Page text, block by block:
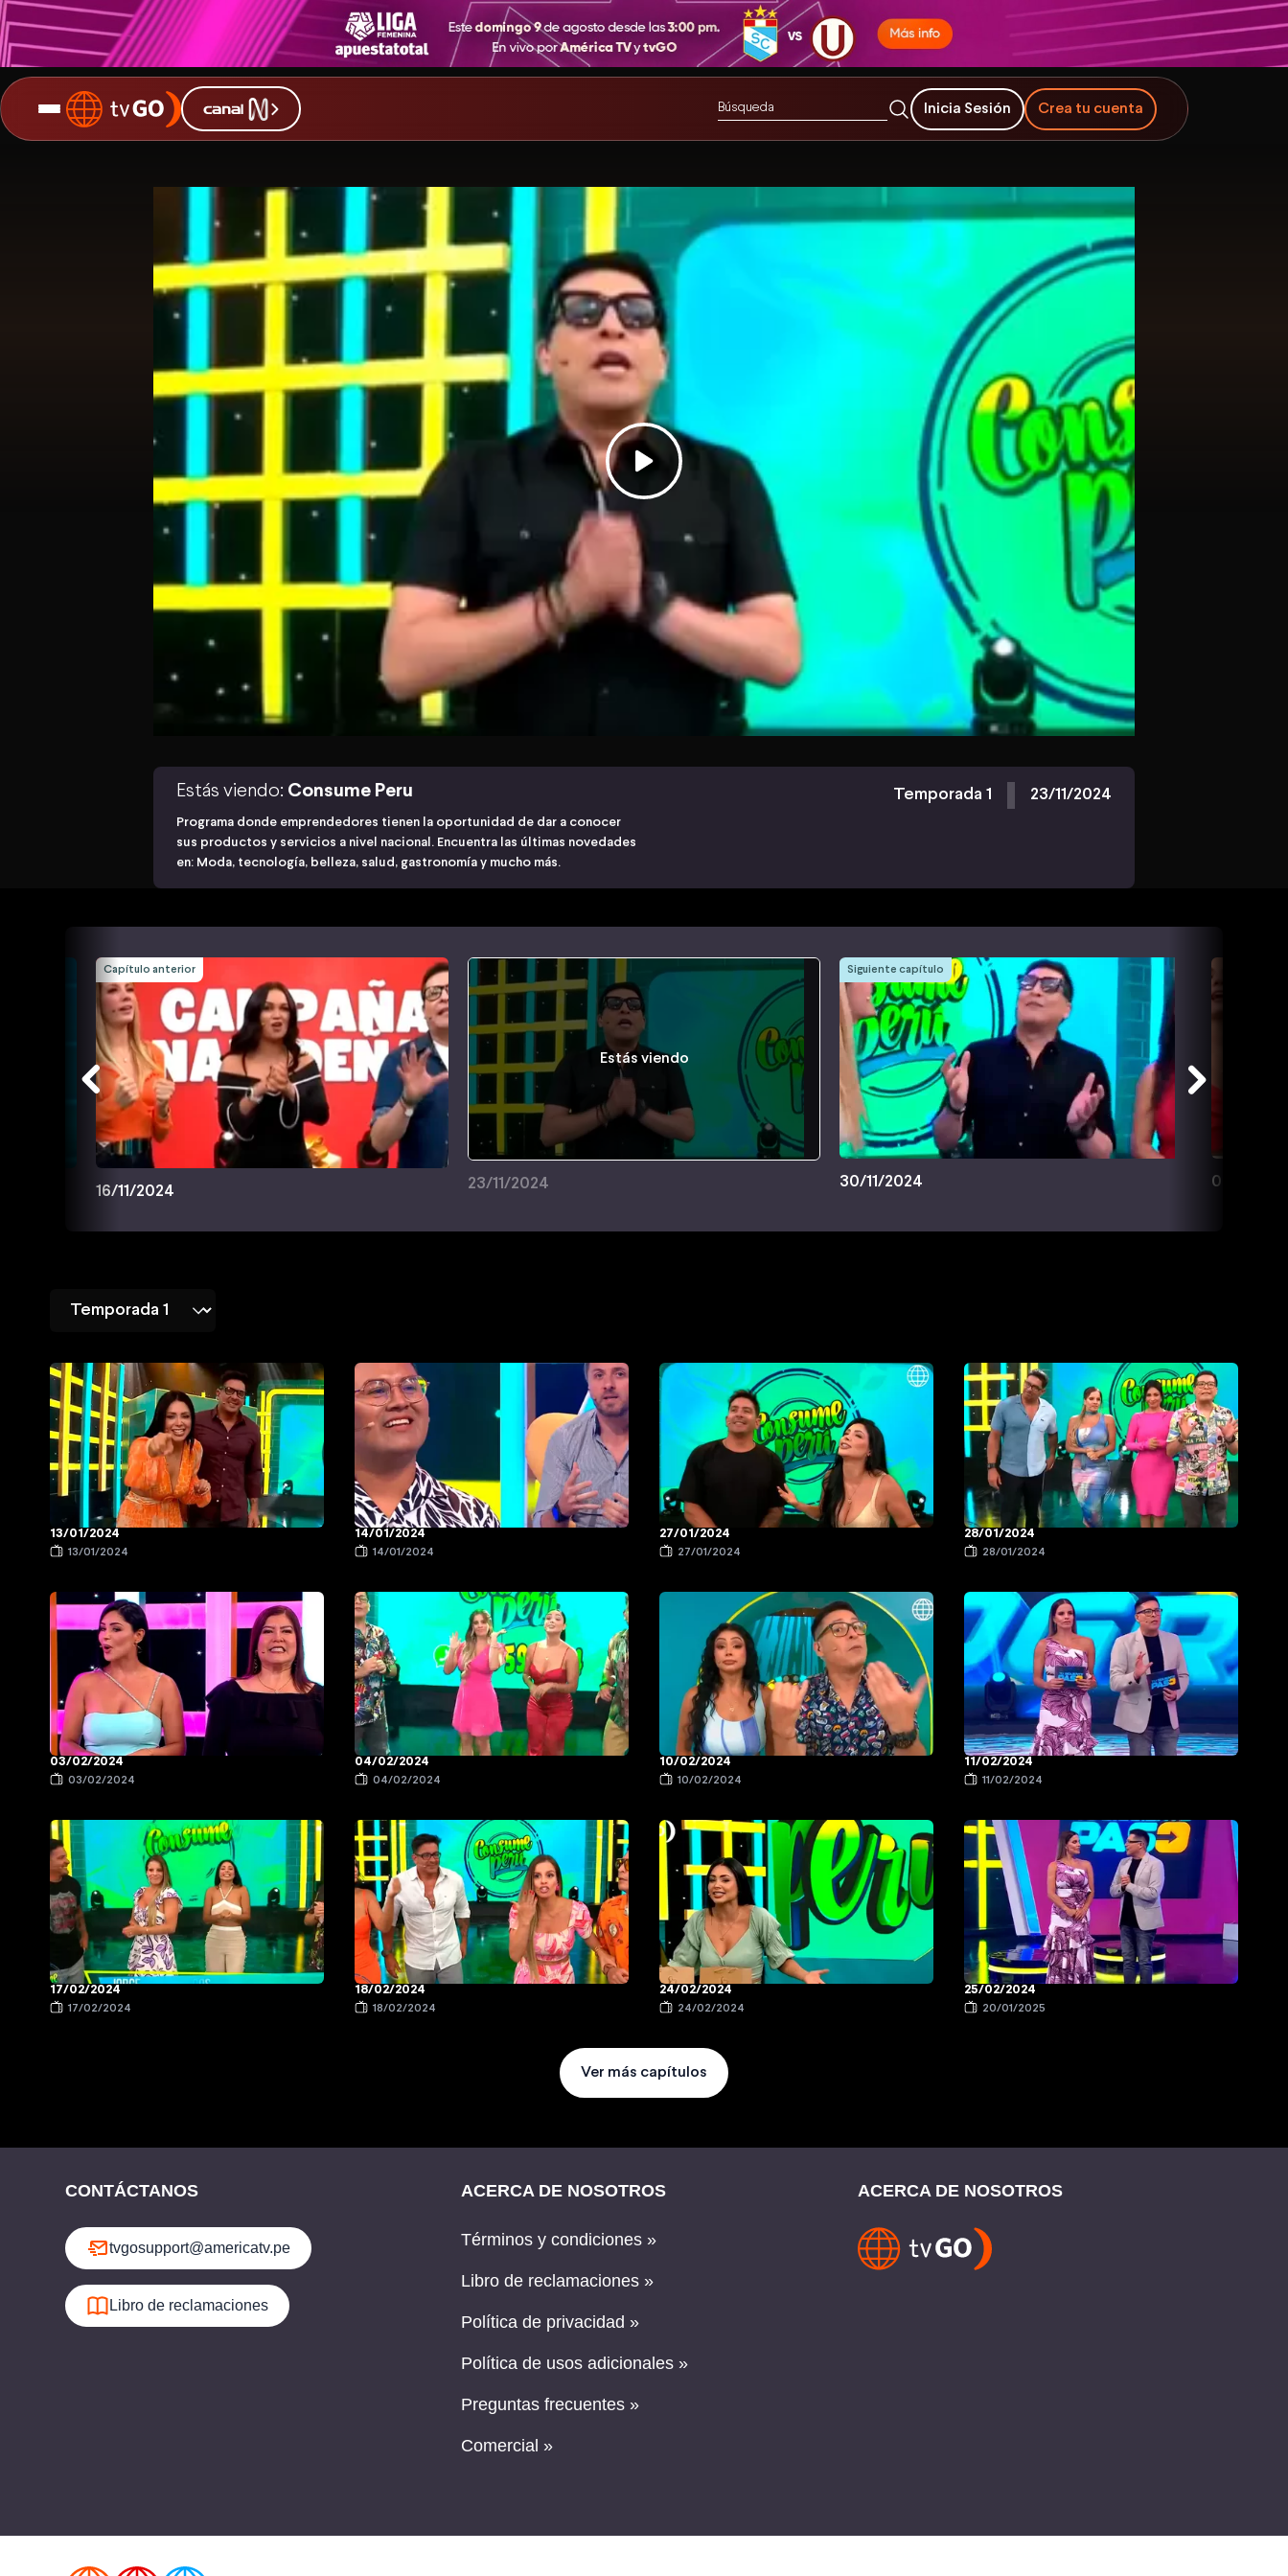
Inicia Sesión Crea tu cuenta
Estás viendo: Consume Peru
Programa donde emprendedores tienen la oportunidad de dar a conocer
sus productos y servicios a nivel nacional. Encuentra las últimas novedades
en: Moda, tecnología, belleza, salud, gastronomía y mucho más.
Temporada 1 23/11/2024
Capítulo anterior
16/11/2024
Estás viendo
23/11/2024
Siguiente capítulo
30/11/2024 07/12/
13/01/2024
13/01/2024
14/01/2024
14/01/2024
27/01/2024
27/01/2024
28/01/2024
28/01/2024
03/02/2024
03/02/2024
04/02/2024
04/02/2024
10/02/2024
10/02/2024
11/02/2024
11/02/2024
17/02/2024
17/02/2024
18/02/2024
18/02/2024
24/02/2024
24/02/2024
25/02/2024
20/01/2025
Ver más capítulos
CONTÁCTANOS
tvgosupport@americatv.pe
Libro de reclamaciones
ACERCA DE NOSOTROS
Términos y condiciones »
Libro de reclamaciones »
Política de privacidad »
Política de usos adicionales »
Preguntas frecuentes »
Comercial »
ACERCA DE NOSOTROS